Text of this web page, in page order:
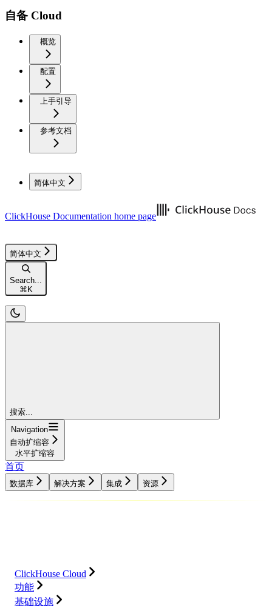
自备 Cloud
概览
配置
上手引导
参考文档
简体中文
ClickHouse Documentation home page
简体中文
Search...
⌘ K
搜索...
Navigation
自动扩缩容
水平扩缩容
首页
数据库 解决方案 集成 资源
ClickHouse Cloud
功能
基础设施